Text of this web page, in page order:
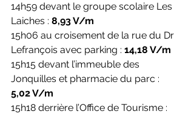
14h59 devant le groupe scolaire Les
Laiches : 8,93 V/m
15h06 au croisement de la rue du Dr
Lefrançois avec parking : 14,18 V/m
15h15 devant l’immeuble des
Jonquilles et pharmacie du parc :
5,02 V/m
15h18 derrière l’Office de Tourisme :